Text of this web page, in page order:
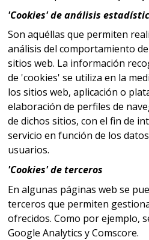
'Cookies' de análisis
Son aquéllas que permiten
análisis del comportamiento
sitios web. La información
de 'cookies' se utiliza en la
los sitios web, aplicación o
elaboración de perfiles de
de dichos sitios, con el fin de
servicio en función de los
usuarios.
'Cookies' de terceros
En algunas páginas web se
terceros que permiten
ofrecidos. Como por ejemplo,
Google Analytics y Comscore.